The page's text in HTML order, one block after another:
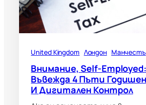
United Kingdom Лондон
Внимание, Self-
Въвежда 4 Пъти
И Дигитален Контрол